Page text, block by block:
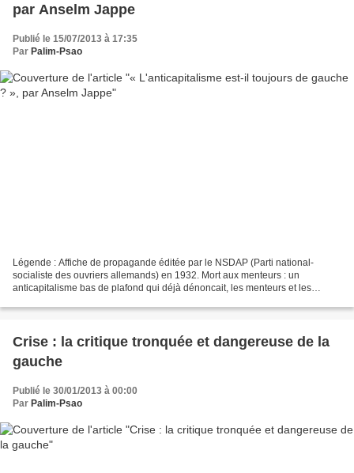
par Anselm Jappe
Publié le 15/07/2013 à 17:35
Par Palim-Psao
Légende : Affiche de propagande éditée par le NSDAP (Parti national-
socialiste des ouvriers allemands) en 1932. Mort aux menteurs : un
anticapitalisme bas de plafond qui déjà dénoncait, les menteurs et les
Crise : la critique tronquée et dangereuse de la
gauche
Publié le 30/01/2013 à 00:00
Par Palim-Psao